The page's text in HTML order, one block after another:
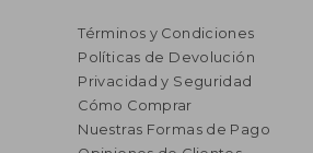
Términos y Condiciones
Políticas de Devolución
Privacidad y Seguridad
Cómo Comprar
Nuestras Formas de Pago